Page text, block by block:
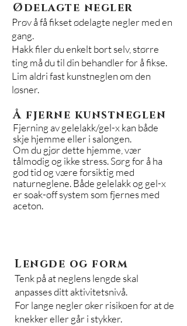
Ødelagte negler
Prøv å få fikset ødelagte negler med en
gang.
Hakk filer du enkelt bort selv, større
ting må du til din behandler for å fikse.
Lim aldri fast kunstneglen om den
løsner.
Å fjerne kunstneglen
Fjerning av gelelakk/gel-x kan både
skje hjemme eller i salongen.
Om du gjør dette hjemme, vær
tålmodig og ikke stress. Sørg for å ha
god tid og være forsiktig med
naturneglene. Både gelelakk og gel-x
er soak-off system som fjernes med
aceton.
Lengde og form
Tenk på at neglens lengde skal
anpasses ditt aktivitetsnivå.
For lange negler øker risikoen for at de
knekker eller går i stykker.